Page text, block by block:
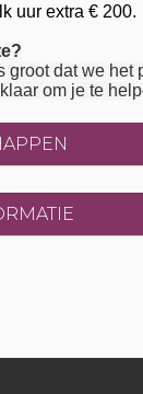
uur extra € 200.
groot dat we het
om je te